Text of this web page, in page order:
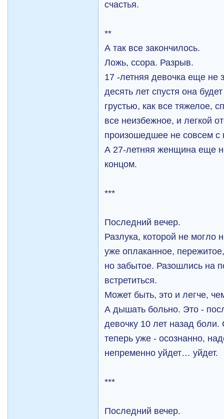
счастья.
**
А так все закончилось.
Ложь, ссора. Разрыв.
17 -летняя девочка еще не
десять лет спустя она
грустью, как все тяжелое,
все неизбежное, и легкой
произошедшее не совсем с
А 27-летняя женщина еще
концом.
***
Последний вечер.
Разлука, которой не могло
уже оплаканное,
но забытое. Разошлись на
встретиться.
Может быть, это и легче,
А дышать больно. Это -
девочку 10 лет назад
теперь уже - осознанно,
непременно уйдет… уйдет.
***
Последний вечер.